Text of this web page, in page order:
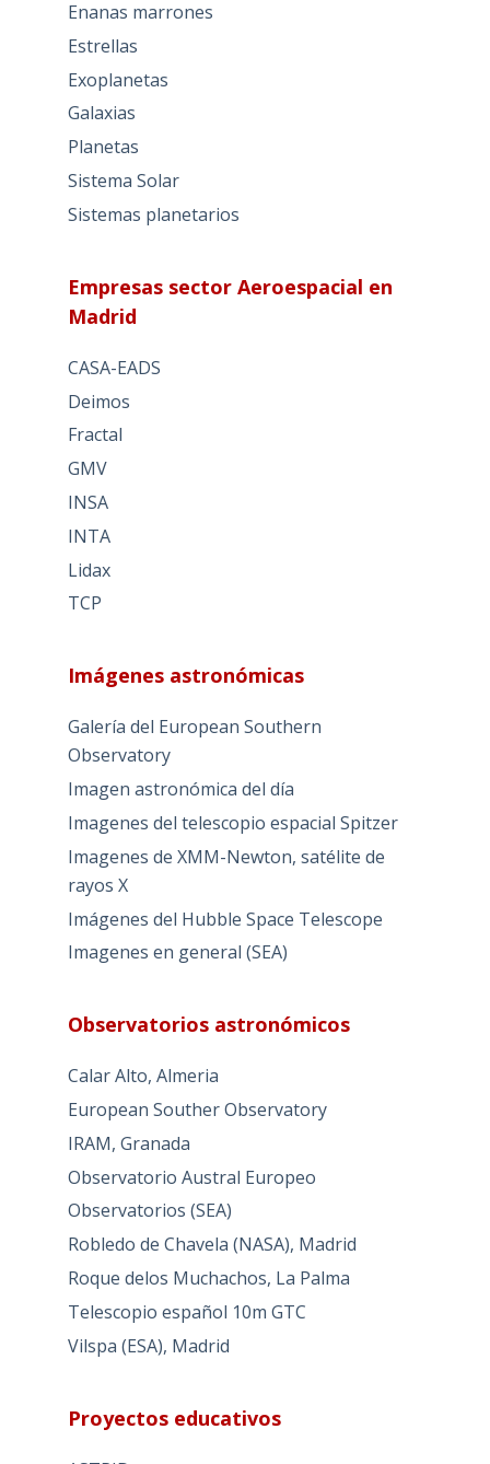
Enanas marrones
Estrellas
Exoplanetas
Galaxias
Planetas
Sistema Solar
Sistemas planetarios
Empresas sector Aeroespacial en
Madrid
CASA-EADS
Deimos
Fractal
GMV
INSA
INTA
Lidax
TCP
Imágenes astronómicas
Galería del European Southern
Observatory
Imagen astronómica del día
Imagenes del telescopio espacial Spitzer
Imagenes de XMM-Newton, satélite de
rayos X
Imágenes del Hubble Space Telescope
Imagenes en general (SEA)
Observatorios astronómicos
Calar Alto, Almeria
European Souther Observatory
IRAM, Granada
Observatorio Austral Europeo
Observatorios (SEA)
Robledo de Chavela (NASA), Madrid
Roque delos Muchachos, La Palma
Telescopio español 10m GTC
Vilspa (ESA), Madrid
Proyectos educativos